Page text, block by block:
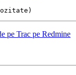
pe Trac pe Redmine